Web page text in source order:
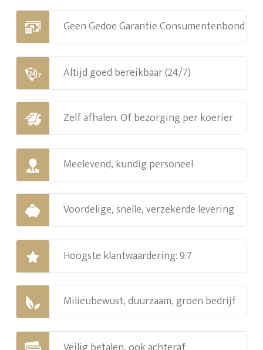
Geen Gedoe Garantie Consumentenbond
Altijd goed bereikbaar (24/7)
Zelf afhalen. Of bezorging per koerier
Meelevend, kundig personeel
Voordelige, snelle, verzekerde levering
Hoogste klantwaardering: 9.7
Milieubewust, duurzaam, groen bedrijf